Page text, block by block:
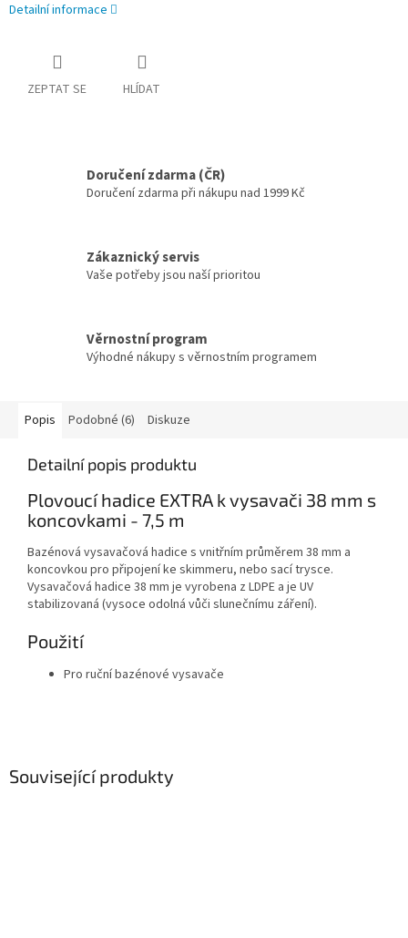
Detailní informace
ZEPTAT SE HLÍDAT
Doručení zdarma (ČR)
Doručení zdarma při nákupu nad 1999 Kč
Zákaznický servis
Vaše potřeby jsou naší prioritou
Věrnostní program
Výhodné nákupy s věrnostním programem
Popis Podobné (6) Diskuze
Detailní popis produktu
Plovoucí hadice EXTRA k vysavači 38 mm s
koncovkami - 7,5 m
Bazénová vysavačová hadice s vnitřním průměrem 38 mm a
koncovkou pro připojení ke skimmeru, nebo sací trysce.
Vysavačová hadice 38 mm je vyrobena z LDPE a je UV
stabilizovaná (vysoce odolná vůči slunečnímu záření).
Použití
Pro ruční bazénové vysavače
Související produkty